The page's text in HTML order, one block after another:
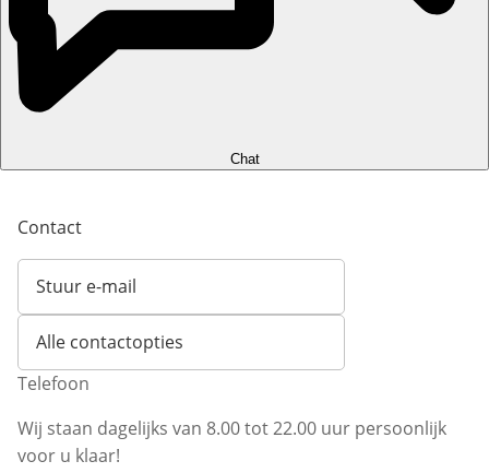
Chat
Contact
Stuur e-mail
Opent e-mailclient
Alle contactopties
Telefoon
Wij staan dagelijks van 8.00 tot 22.00 uur persoonlijk
voor u klaar!